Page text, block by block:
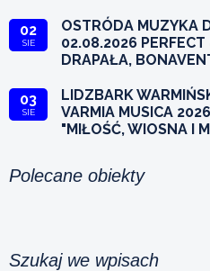
02
SIE
OSTRÓDA MUZYKA
02.08.2026
DRAPAŁA,
03
SIE
LIDZBARK
VARMIA MUSICA
"MIŁOŚĆ, WIOSNA I
Polecane obiekty
Szukaj we wpisach